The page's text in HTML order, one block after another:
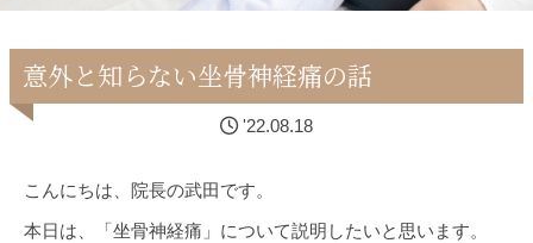
意外と知らない坐骨神経痛の話
'22.08.18
こんにちは、院長の武田です。
本日は、「坐骨神経痛」について説明したいと思います。